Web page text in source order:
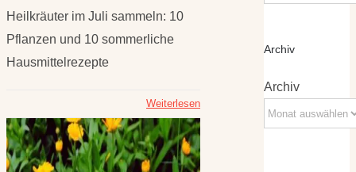
Heilkräuter im Juli sammeln: 10
Pflanzen und 10 sommerliche
Hausmittelrezepte
Weiterlesen
Archiv
Archiv